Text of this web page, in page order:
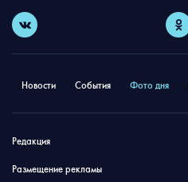
Новости События Фото дня
Редакция
Размещение рекламы